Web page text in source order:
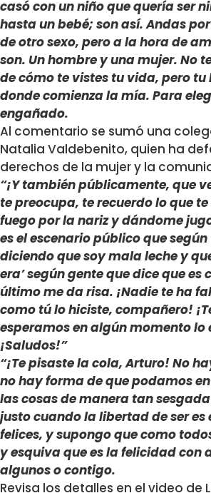
casó con un niño que quería ser
hasta un bebé; son así. Andas
de otro sexo, pero a la hora de
son. Un hombre y una mujer. No
de cómo te vistes tu vida, pero
donde comienza la mía. Para
engañado.
Al comentario se sumó una
Natalia Valdebenito, quien ha
derechos de la mujer y la
“¡Y también públicamente, que
te preocupa, te recuerdo lo que
fuego por la nariz y dándome
es el escenario público que
diciendo que soy mala leche y
era’ según gente que dice que es
último me da risa. ¡Nadie te ha
como tú lo hiciste, compañero!
esperamos en algún momento lo
¡Saludos!”
“¡Te pisaste la cola, Arturo! No
no hay forma de que podamos
las cosas de manera tan
justo cuando la libertad de ser es
felices, y supongo que como
y esquiva que es la felicidad con
algunos o contigo.
Revisa los detalles en el video de